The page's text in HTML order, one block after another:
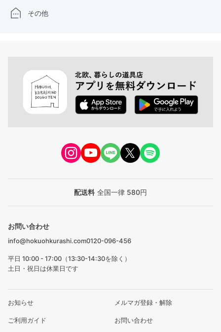
その他
配送料 全国一律 580円
お問い合わせ
info@hokuohkurashi.com0120-096-456
平日 10:00 - 17:00（13:30-14:30を除く）
土日・祝日は休業日です
お知らせ メルマガ登録・解除
ご利用ガイド お問い合わせ